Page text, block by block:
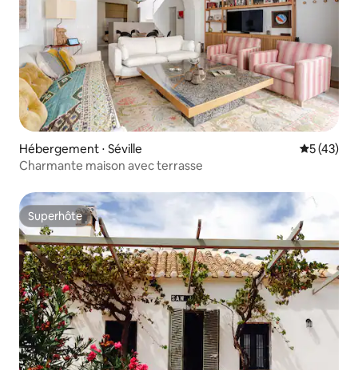
Hébergement ⋅ Séville
5 (43)
Charmante maison avec terrasse
Superhôte
Superhôte